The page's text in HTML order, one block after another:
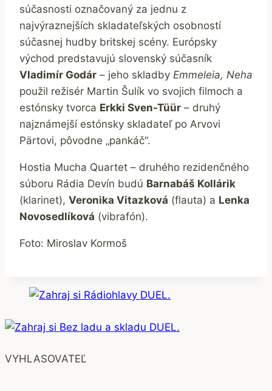
súčasnosti označovaný za jednu z
najvýraznejších skladateľských osobností
súčasnej hudby britskej scény. Európsky
východ predstavujú slovenský súčasník
Vladimír Godár – jeho skladby Emmeleia, Neha
použil režisér Martin Šulík vo svojich filmoch a
estónsky tvorca Erkki Sven-Tüür – druhý
najznámejší estónsky skladateľ po Arvovi
Pärtovi, pôvodne „pankáč“.
Hostia Mucha Quartet – druhého rezidenčného
súboru Rádia Devín budú Barnabáš Kollárik
(klarinet), Veronika Vitazková (flauta) a Lenka
Novosedlíková (vibrafón).
Foto: Miroslav Kormoš
VYHLASOVATEĽ